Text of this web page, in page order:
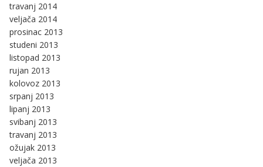
travanj 2014
veljača 2014
prosinac 2013
studeni 2013
listopad 2013
rujan 2013
kolovoz 2013
srpanj 2013
lipanj 2013
svibanj 2013
travanj 2013
ožujak 2013
veljača 2013